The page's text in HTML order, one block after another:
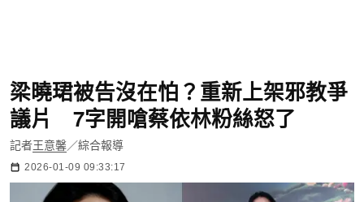
梁曉珺被告沒在怕？重新上架邪教爭
議片 7字開嗆蔡依林粉絲怒了
記者王意馨／綜合報導
2026-01-09 09:33:17